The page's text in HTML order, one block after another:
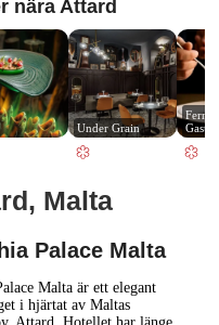
nära Attard
Under Grain
Malta
Palace Malta
Malta är ett elegant
i hjärtat av Maltas